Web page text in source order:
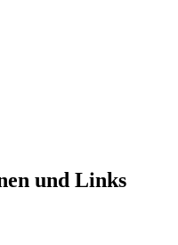
und Links